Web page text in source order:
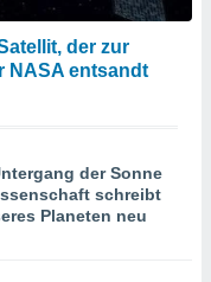
der zur
NASA entsandt
der Sonne
schreibt
Planeten neu